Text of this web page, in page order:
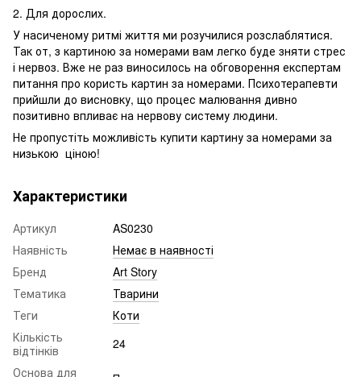
2. Для дорослих.
У насиченому ритмі життя ми розучилися розслаблятися.
Так от, з картиною за номерами вам легко буде зняти стрес
і нервоз. Вже не раз виносилось на обговорення експертам
питання про користь картин за номерами. Психотерапевти
прийшли до висновку, що процес малювання дивно
позитивно впливає на нервову систему людини.
Не пропустіть можливість купити картину за номерами за
низькою ціною!
Характеристики
Артикул
AS0230
Наявність
Немає в наявності
Бренд
Art Story
Тематика
Тварини
Теги
Коти
Кількість
відтінків
24
Основа для